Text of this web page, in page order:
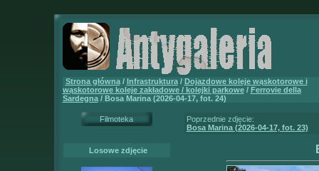
Strona główna/ Infrastruktura/ Dojazdowe koleje wąskotorowe i
wąskotorowe koleje zakładowe / kolejki parkowe/ Ferrovie della
Sardegna/ Bosa Marina (2026-04-17, fot. 24)
Filmoteka
Losowe zdjęcie
Poprzednie zdjęcie:
Bosa Marina (2026-04-17, fot. 23)